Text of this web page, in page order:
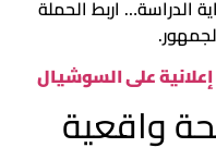
الدراسة… اربط الحملة
على السوشيال
واقعية